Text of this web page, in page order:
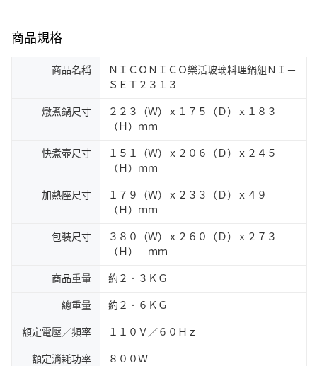
商品規格
商品名稱
ＮＩＣＯＮＩＣＯ樂活玻璃料理鍋組ＮＩ－
ＳＥＴ２３１３
燉煮鍋尺寸
２２３（Ｗ）ｘ１７５（Ｄ）ｘ１８３
（Ｈ）ｍｍ
快煮壺尺寸
１５１（Ｗ）ｘ２０６（Ｄ）ｘ２４５
（Ｈ）ｍｍ
加熱座尺寸
１７９（Ｗ）ｘ２３３（Ｄ）ｘ４９
（Ｈ）ｍｍ
包裝尺寸
３８０（Ｗ）ｘ２６０（Ｄ）ｘ２７３
（Ｈ） ｍｍ
商品重量 約２．３ＫＧ
總重量 約２．６ＫＧ
額定電壓／頻率 １１０Ｖ／６０Ｈｚ
額定消耗功率 ８００Ｗ